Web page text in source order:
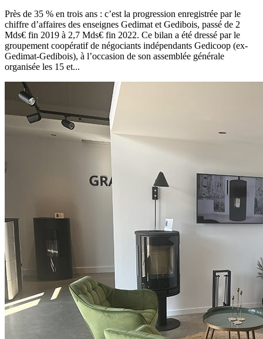
Près de 35 % en trois ans : c’est la progression enregistrée par le
chiffre d’affaires des enseignes Gedimat et Gedibois, passé de 2
Mds€ fin 2019 à 2,7 Mds€ fin 2022. Ce bilan a été dressé par le
groupement coopératif de négociants indépendants Gedicoop (ex-
Gedimat-Gedibois), à l’occasion de son assemblée générale
organisée les 15 et...